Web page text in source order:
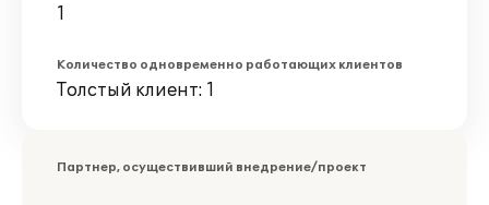
1
Количество одновременно работающих клиентов
Толстый клиент: 1
Партнер, осуществивший внедрение/проект